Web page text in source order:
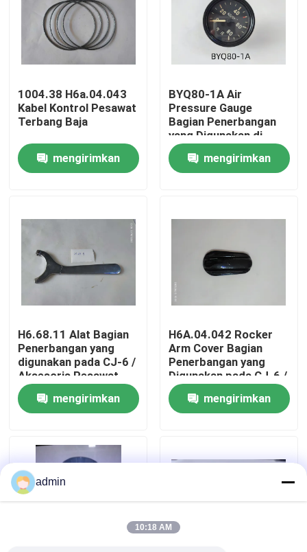
Rumah
Tentang Kami
Tur Pabrik
Kontrol Kualitas
Hubungi Kami
Minta Kutipan
1004.38 H6a.04.043
Kabel Kontrol Pesawat
Terbang Baja
mengirimkan
BYQ80-1A Air
Pressure Gauge
Bagian Penerbangan
yang Digunakan di
Nanchang CJ-6
mengirimkan
H6.68.11 Alat Bagian
Penerbangan yang
digunakan pada CJ-6 /
Aksesoris Pesawat
mengirimkan
H6A.04.042 Rocker
Arm Cover Bagian
Penerbangan yang
Digunakan pada CJ-6 /
Aksesoris Pesawat
mengirimkan
admin
10:18 AM